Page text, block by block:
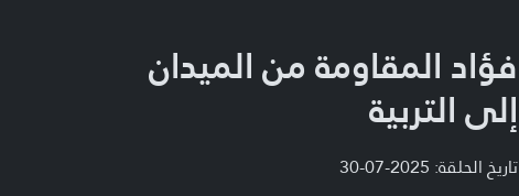
فؤاد المقاومة من الميدان
إلى التربية
تاريخ الحلقة: 2025-07-30